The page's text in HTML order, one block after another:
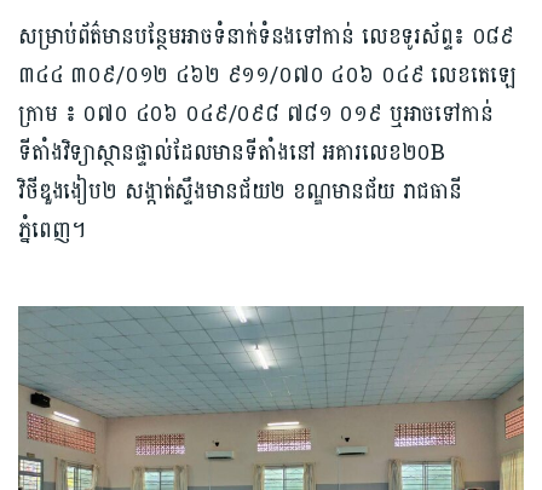
សម្រាប់ព័ត៌មានបន្ថែមអាចទំនាក់ទំនងទៅកាន់ លេខទូរស័ព្ទ៖ ០៨៩
៣៤៤ ៣០៩/០១២ ៤៦២ ៩១១/០៧០ ៤០៦ ០៤៩ លេខតេឡេ
ក្រាម ៖ ០៧០ ៤០៦ ០៤៩/០៩៨ ៧៨១ ០១៩ ឬអាចទៅកាន់
ទីតាំងវិទ្យាស្ថានផ្ទាល់ដែលមានទីតាំងនៅ អគារលេខ២០B
វិថីឌួងងៀប២ សង្កាត់ស្ទឹងមានជ័យ២ ខណ្ឌមានជ័យ រាជធានី
ភ្នំពេញ។